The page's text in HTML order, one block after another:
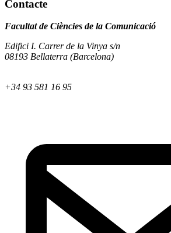
Contacte
Facultat de Ciències de la Comunicació
Edifici I. Carrer de la Vinya s/n
08193 Bellaterra (Barcelona)
+34 93 581 16 95